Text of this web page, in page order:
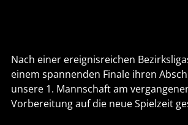
Nach einer ereignisreichen
einem spannenden Finale ihren
unsere 1. Mannschaft am
Vorbereitung auf die neue Spielzeit